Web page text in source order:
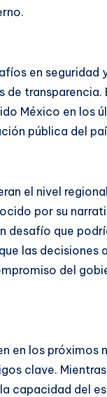
en seguridad
transparencia.
México en los
pública del
el nivel
por su
desafío que
las
del
en los próximos
clave.
capacidad del